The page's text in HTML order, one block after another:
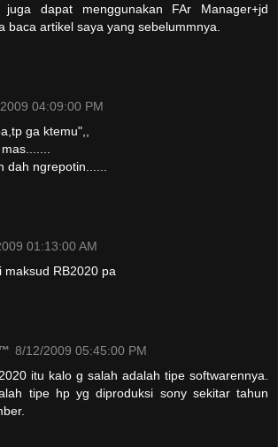
juga dapat menggunakan FAr Manager+jd
baca artikel saya yang sebelummnya.
04:09:00 PM
ga ktemu",,
dah ngrepotin......
01:13:00 AM
maksud RB2020 pa
8/12/2009 05:45:00 PM
itu kalo g salah adalah tipe softwarennya.
tipe hp yg diproduksi sony sekitar tahun